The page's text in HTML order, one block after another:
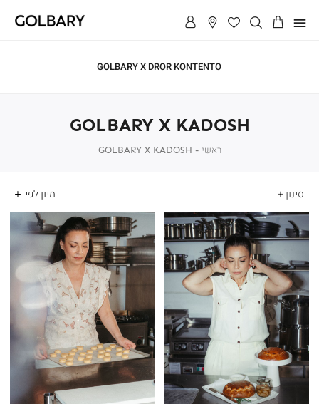
תפריט
SALE - עד 70% הנחה על הקולקצייה * על מגוון פריטים המשתתפים
במבצע , עד 31.8
GOLBARY X KADOSH
ראשי ראשי
GOLBARY X KADOSH
GOLBARY
סינון